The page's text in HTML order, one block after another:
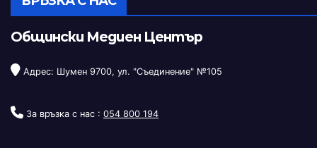
Общински Медиен Център
Адрес: Шумен 9700, ул. "Съединение" №105
За връзка с нас : 054 800 194